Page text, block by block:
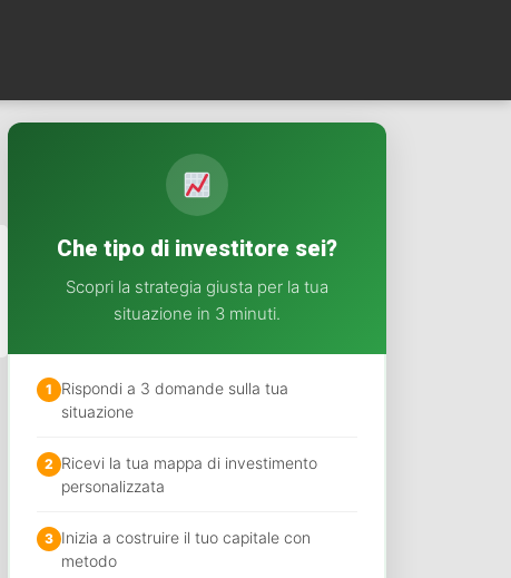
Che tipo di investitore sei?
Scopri la strategia giusta per la tua
situazione in 3 minuti.
1
Rispondi a 3 domande sulla tua
situazione
2 Ricevi la tua mappa di investimento
personalizzata
3 Inizia a costruire il tuo capitale con
metodo